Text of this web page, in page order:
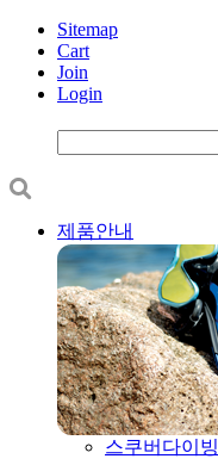
Sitemap
Cart
Join
Login
제품안내
스쿠버다이빙